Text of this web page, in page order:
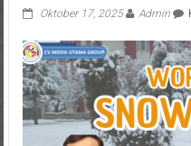
Oktober 17, 2025 Admin